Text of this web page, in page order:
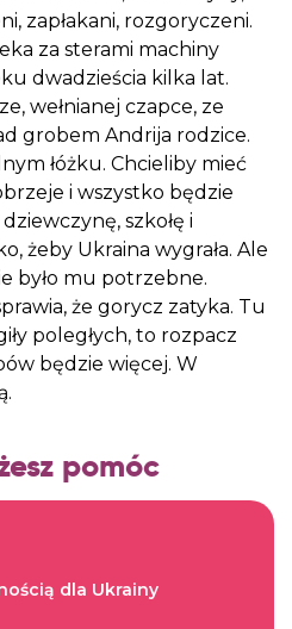
zapłakani, rozgoryczeni.
za sterami machiny
dwadzieścia kilka lat.
wełnianej czapce, ze
grobem Andrija rodzice.
łóżku. Chcieliby mieć
i wszystko będzie
szkołę i
żeby Ukraina wygrała. Ale
było mu potrzebne.
że gorycz zatyka. Tu
poległych, to rozpacz
będzie więcej. W
pomóc
dla Ukrainy